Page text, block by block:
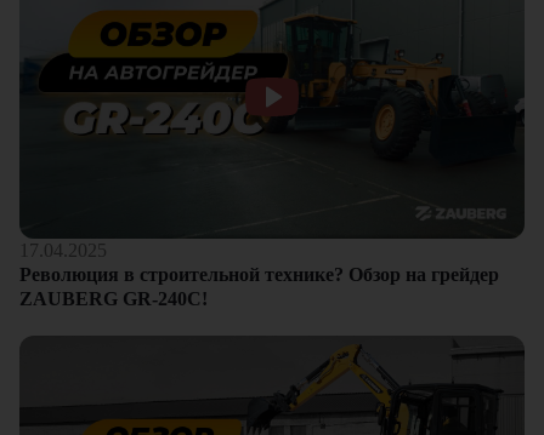
17.04.2025
Революция в строительной технике? Обзор на грейдер
ZAUBERG GR-240C!